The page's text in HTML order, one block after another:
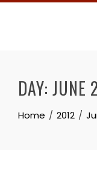
Skip
DAY: JUNE
Home 2012